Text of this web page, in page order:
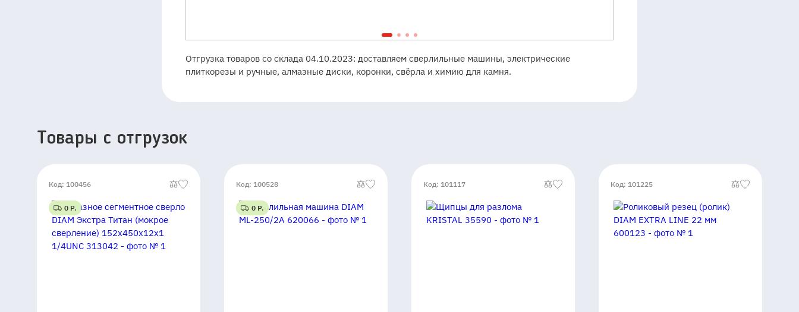
Отгрузка товаров со склада 04.10.2023: доставляем сверлильные машины, электрические
плиткорезы и ручные, алмазные диски, коронки, свёрла и химию для камня.
Товары c отгрузок
Код: 100456
0 Р.
Код: 100528
0 Р.
Код: 101117 Код: 101225